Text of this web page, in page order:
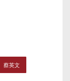
蔡英文